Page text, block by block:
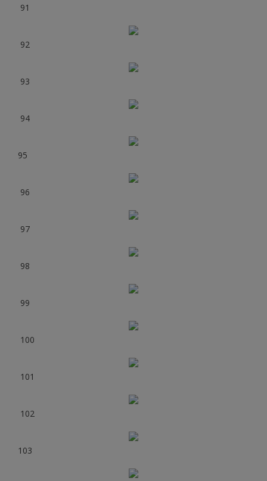
91
92
93
94
95
96
97
98
99
100
101
102
103